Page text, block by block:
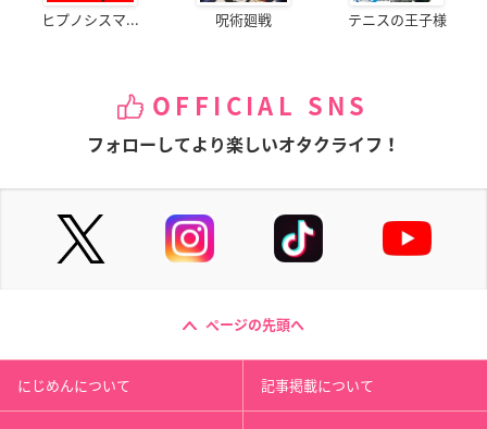
ヒプノシスマ... 呪術廻戦 テニスの王子様
OFFICIAL SNS
フォローしてより楽しいオタクライフ！
ページの先頭へ
にじめんについて 記事掲載について